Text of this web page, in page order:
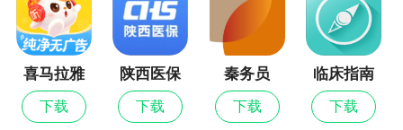
喜马拉雅
儿童
下载
陕西医保
下载
秦务员
下载
临床指南
下载